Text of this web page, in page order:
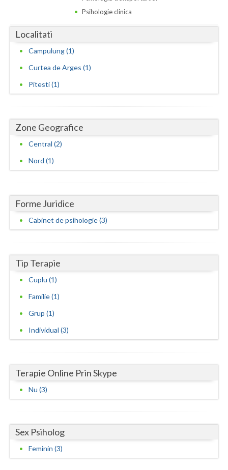
Salaj
Satu-Mare
Suceava
Timis
Tulcea
Vaslui
Vrancea
Psihologie clinica
Localitati
Campulung (1)
Curtea de Arges (1)
Pitesti (1)
Zone Geografice
Central (2)
Nord (1)
Forme Juridice
Cabinet de psihologie (3)
Tip Terapie
Cuplu (1)
Familie (1)
Grup (1)
Individual (3)
Terapie Online Prin Skype
Nu (3)
Sex Psiholog
Feminin (3)